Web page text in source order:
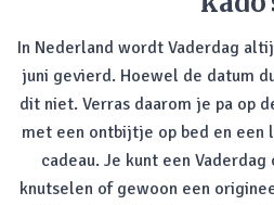
In Nederland wordt Vaderdag
juni gevierd. Hoewel de datum
dit niet. Verras daarom je pa op
met een ontbijtje op bed en een
cadeau. Je kunt een
knutselen of gewoon een